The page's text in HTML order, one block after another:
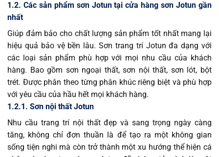
1.2. Các sản phẩm sơn Jotun tại cửa hàng sơn Jotun gần
nhất
Giúp đảm bảo cho chất lượng sản phẩm tốt nhất mang lại
hiệu quả bảo vệ bền lâu. Sơn trang trí Jotun đa dạng với
các loại sản phẩm phù hợp với mọi nhu cầu của khách
hàng. Bao gồm sơn ngoại thất, sơn nội thất, sơn lót, bột
trét. Được phân theo từng phân khúc riêng biệt và phù hợp
với yêu cầu của hầu hết mọi khách hàng.
1.2.1. Sơn nội thất Jotun
Nhu cầu trang trí nội thất đẹp và sang trọng ngày càng
tăng, không chỉ đơn thuần là để tạo ra một không gian
sống tiện nghi mà còn trở thành một xu hướng thể hiện cá